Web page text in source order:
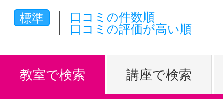
体験レッス
やりたいこ
標準
口コミの件数順
口コミの評価が高い順
教室で検索 講座で検索